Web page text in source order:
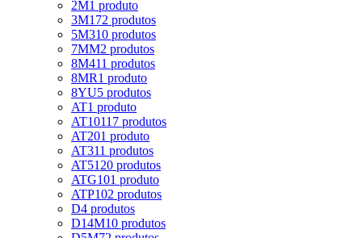
2M1 produto
3M172 produtos
5M310 produtos
7MM2 produtos
8M411 produtos
8MR1 produto
8YU5 produtos
AT1 produto
AT10117 produtos
AT201 produto
AT311 produtos
AT5120 produtos
ATG101 produto
ATP102 produtos
D4 produtos
D14M10 produtos